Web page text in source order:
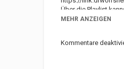
Über die Playlist
MEHR ANZEIGEN
Kommentare